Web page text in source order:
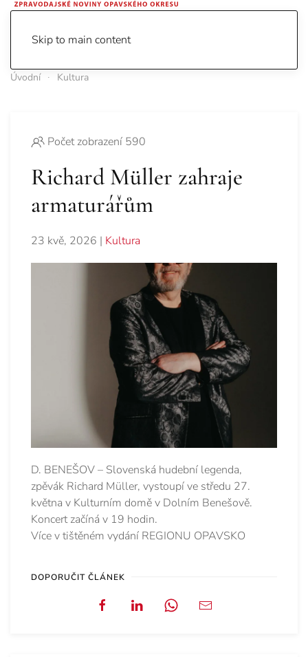
Skip to main content
Úvodní Kultura
Počet zobrazení 590
Richard Müller zahraje
armaturářům
23 kvě, 2026 | Kultura
D. BENEŠOV – Slovenská hudební legenda,
zpěvák Richard Müller, vystoupí ve středu 27.
května v Kulturním domě v Dolním Benešově.
Koncert začíná v 19 hodin.
Více v tištěném vydání REGIONU OPAVSKO
DOPORUČIT ČLÁNEK